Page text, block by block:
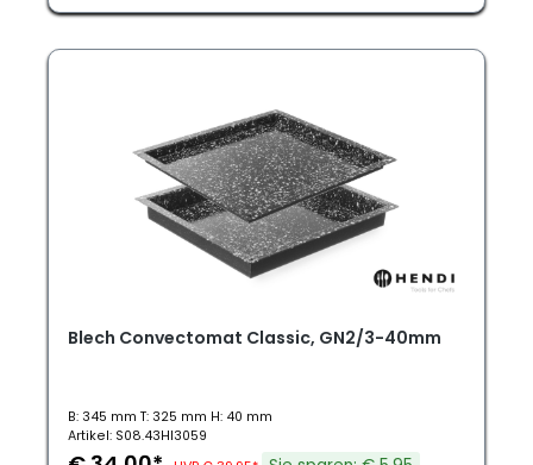
Blech Convectomat Classic, GN2/3-40mm
B: 345 mm T: 325 mm H: 40 mm
Artikel: S08.43HI3059